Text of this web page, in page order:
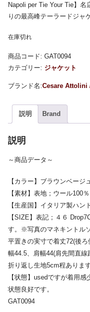
Napoli per Tie Your Tie】
りの最高峰テーラードジャ
在庫切れ
商品コード: GAT0094
カテゴリー: ジャケット
Cesare Attolini
説明 Brand
説明
～商品データ～
【カラー】ブラウンベージ
【素材】表地；ウール100
【生産国】イタリア製ハン
【SIZE】表記；４６
す。※写真のマネキントル
平置きの実寸で着丈72(後
幅44.5、肩幅44(肩先間直
折り返し生地5cm程ありま
【状態】usedですが着用
状態良好です。
GAT0094